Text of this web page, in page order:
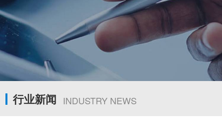
行业新闻 INDUSTRY NEWS